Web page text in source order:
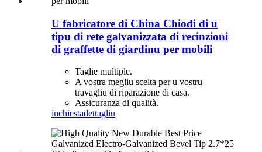
U fabricatore di China Chiodi di u
tipu di rete galvanizzata di recinzioni
di graffette di giardinu per mobili
Taglie multiple.
A vostra megliu scelta per u vostru
travagliu di riparazione di casa.
Assicuranza di qualità.
inchiestadettagliu